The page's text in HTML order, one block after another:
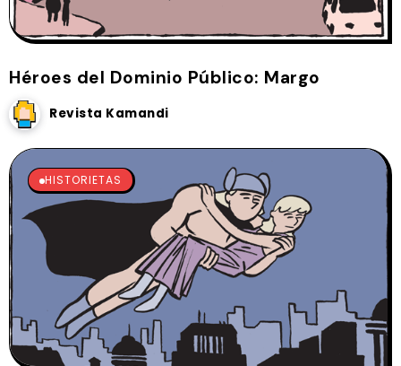
Héroes del Dominio Público: Margo
Revista Kamandi
HISTORIETAS